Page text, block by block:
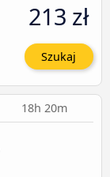
213 zł
Szukaj
18h 20m